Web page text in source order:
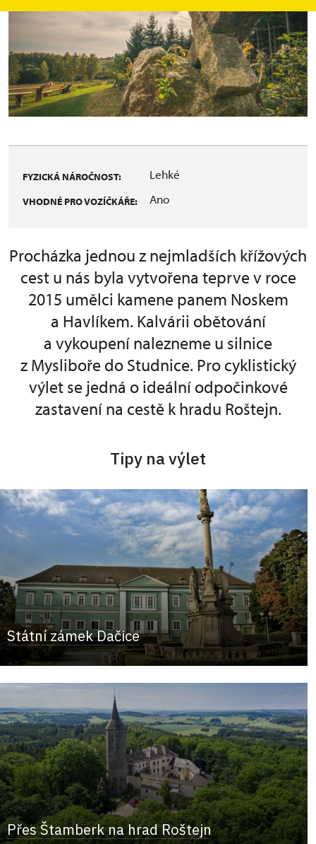
FYZICKÁ NÁROČNOST: Lehké
VHODNÉ PRO VOZÍČKÁŘE: Ano
Procházka jednou z nejmladších křížových
cest u nás byla vytvořena teprve v roce
2015 umělci kamene panem Noskem
a Havlíkem. Kalvárii obětování
a vykoupení nalezneme u silnice
z Mysliboře do Studnice. Pro cyklistický
výlet se jedná o ideální odpočinkové
zastavení na cestě k hradu Roštejn.
Tipy na výlet
Státní zámek Dačice
Přes Štamberk na hrad Roštejn